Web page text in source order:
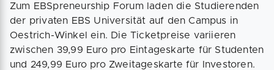
Zum EBSpreneurship Forum laden die Studierenden
der privaten EBS Universität auf den Campus in
Oestrich-Winkel ein. Die Ticketpreise variieren
zwischen 39,99 Euro pro Eintageskarte für Studenten
und 249,99 Euro pro Zweitageskarte für Investoren.